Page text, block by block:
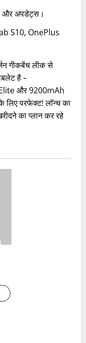
और अपडेट्स।
S10, OnePlus
गीकबेंच लीक से
है –
और 9200mAh
लिए परफेक्ट! लॉन्च का
का प्लान कर रहे